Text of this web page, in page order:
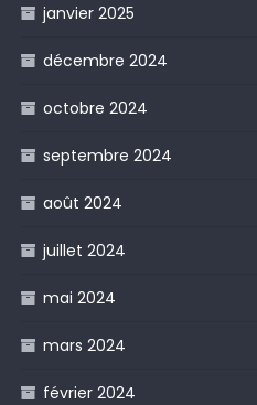
janvier 2025
décembre 2024
octobre 2024
septembre 2024
août 2024
juillet 2024
mai 2024
mars 2024
février 2024